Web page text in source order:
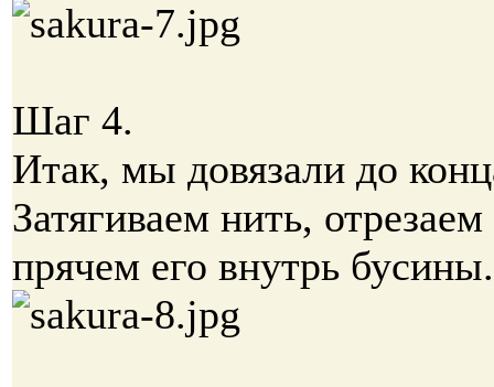
Шаг 4.
Итак, мы довязали до
Затягиваем нить,
прячем его внутрь